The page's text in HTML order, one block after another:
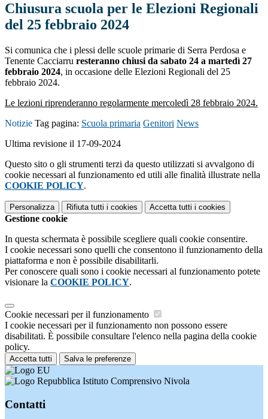
Chiusura scuola per le Elezioni Regionali
del 25 febbraio 2024
Si comunica che i plessi delle scuole primarie di Serra Perdosa e
Tenente Cacciarru resteranno chiusi da sabato 24 a martedì 27
febbraio 2024, in occasione delle Elezioni Regionali del 25
febbraio 2024.
Le lezioni riprenderanno regolarmente mercoledì 28 febbraio 2024.
Notizie Tag pagina: Scuola primaria Genitori News
Ultima revisione il 17-09-2024
Questo sito o gli strumenti terzi da questo utilizzati si avvalgono di
cookie necessari al funzionamento ed utili alle finalità illustrate nella
COOKIE POLICY.
Personalizza Rifiuta tutti i cookies Accetta tutti i cookies
Gestione cookie
In questa schermata è possibile scegliere quali cookie consentire.
I cookie necessari sono quelli che consentono il funzionamento della
piattaforma e non è possibile disabilitarli.
Per conoscere quali sono i cookie necessari al funzionamento potete
visionare la COOKIE POLICY.
Cookie necessari per il funzionamento
I cookie necessari per il funzionamento non possono essere
disabilitati. È possibile consultare l'elenco nella pagina della cookie
policy.
Accetta tutti Salva le preferenze
Istituto Comprensivo Nivola
Contatti